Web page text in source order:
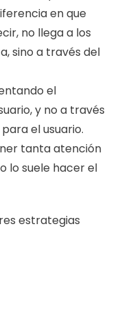
en que
no llega a los
sino a través del
el
y no a través
el usuario.
tanta atención
lo suele hacer el
estrategias